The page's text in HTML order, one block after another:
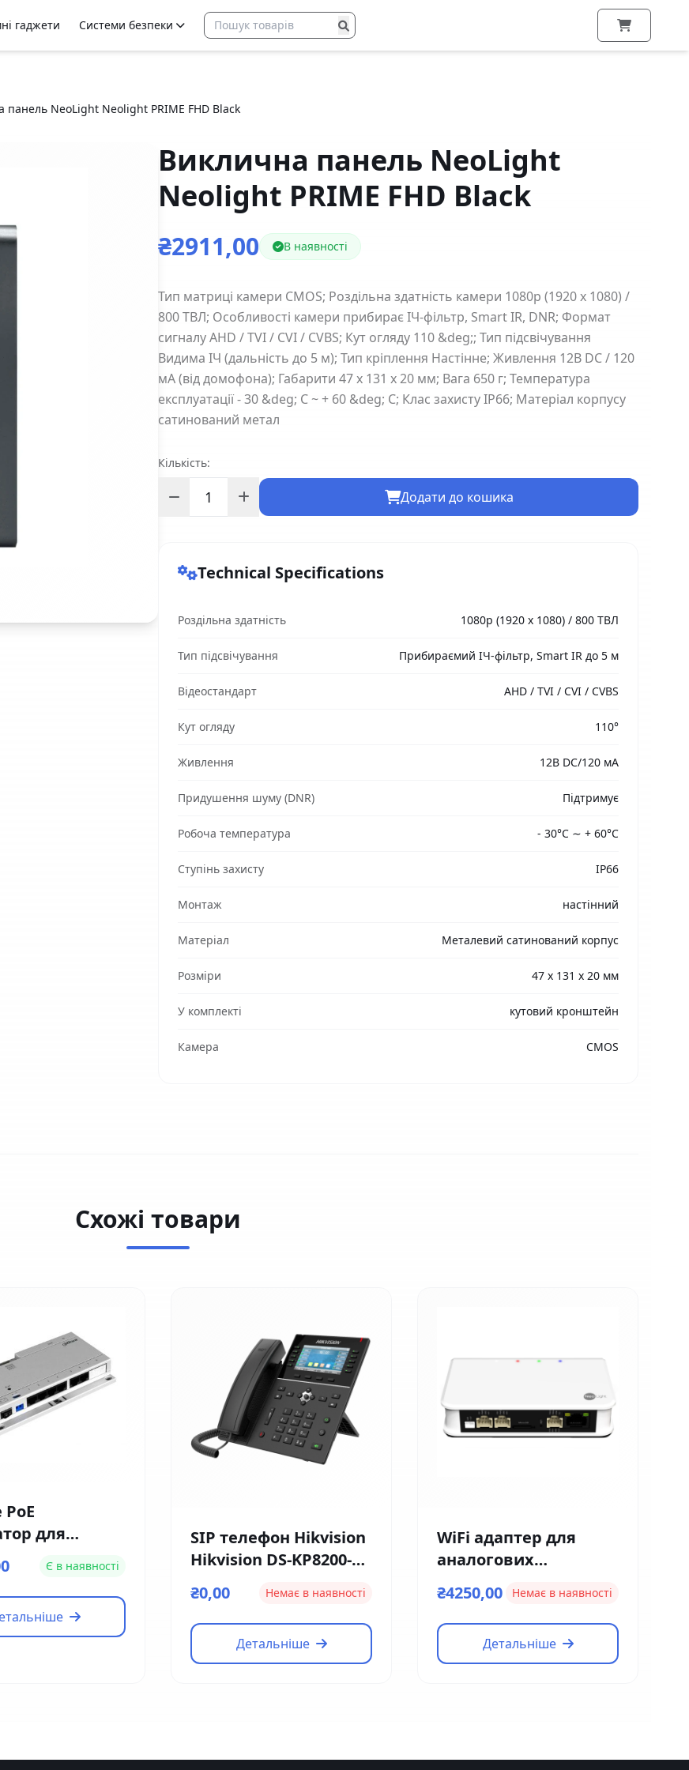
гаджети Системи безпеки
панель NeoLight Neolight PRIME FHD Black
Виклична панель NeoLight
Neolight PRIME FHD Black
₴2911,00 В наявності
Тип матриці камери CMOS; Роздільна здатність камери 1080p (1920 х 1080) /
800 ТВЛ; Особливості камери прибирає ІЧ-фільтр, Smart IR, DNR; Формат
сигналу AHD / TVI / CVI / CVBS; Кут огляду 110 &deg;; Тип підсвічування
Видима ІЧ (дальність до 5 м); Тип кріплення Настінне; Живлення 12В DC / 120
мА (від домофона); Габарити 47 х 131 х 20 мм; Вага 650 г; Температура
експлуатації - 30 &deg; С ~ + 60 &deg; С; Клас захисту IP66; Матеріал корпусу
сатинований метал
Кількість:
Додати до кошика
Technical Specifications
Роздільна здатність 1080p (1920 х 1080) / 800 ТВЛ
Тип підсвічування Прибираємий ІЧ-фільтр, Smart IR до 5 м
Відеостандарт AHD / TVI / CVI / CVBS
Кут огляду 110°
Живлення 12В DC/120 мА
Придушення шуму (DNR) Підтримує
Робоча температура - 30°С ∼ + 60°С
Ступінь захисту IP66
Монтаж настінний
Матеріал Металевий сатинований корпус
Розміри 47 х 131 х 20 мм
У комплекті кутовий кронштейн
Камера CMOS
Схожі товари
для
Dahua DH-
Є в наявності
SIP телефон Hikvision
Hikvision DS-KP8200-
₴0,00 Немає в наявності
Детальніше
WiFi адаптер для
аналогових
панелей Neolight
NeoBox Pro
₴4250,00 Немає в наявності
Детальніше